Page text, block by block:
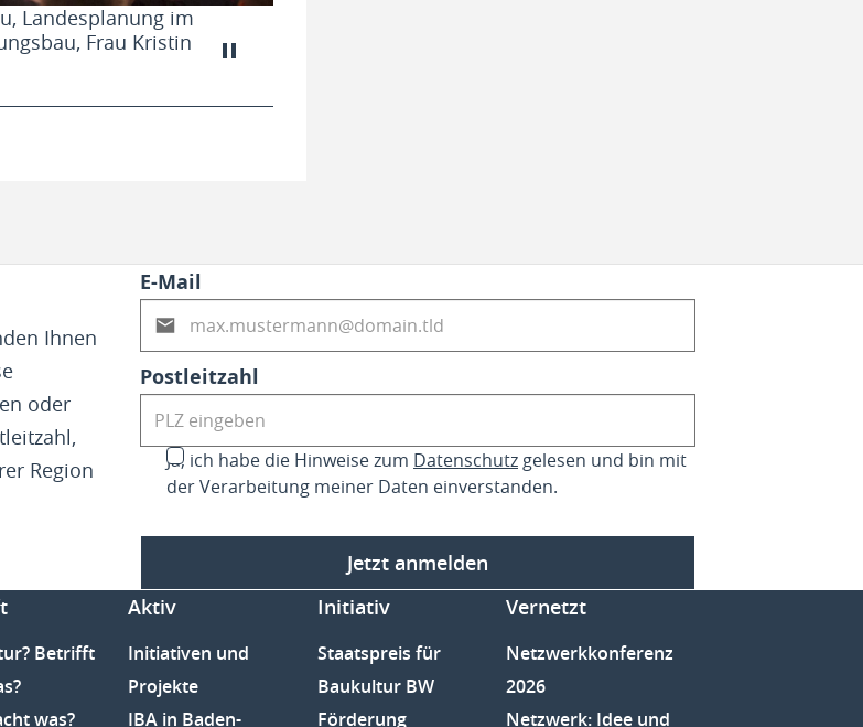
Landesplanung im
Frau Kristin
Ihnen
oder
Region
E-Mail
Postleitzahl
Ja, ich habe die Hinweise zum Datenschutz gelesen und bin mit
der Verarbeitung meiner Daten einverstanden.
Jetzt anmelden
Betrifft
was?
Aktiv
Initiativen und
Projekte
IBA in Baden-
Initiativ
Staatspreis für
Baukultur BW
Förderung
Vernetzt
Netzwerkkonferenz
2026
Netzwerk: Idee und